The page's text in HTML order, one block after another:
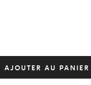
AJOUTER AU PANIER